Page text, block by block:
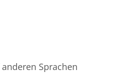
Sprachen